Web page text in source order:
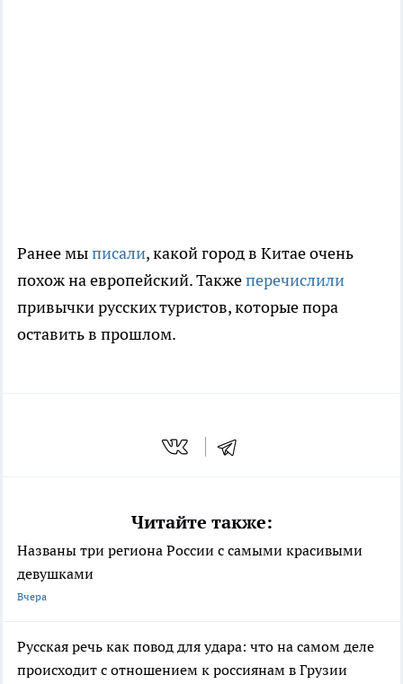
Ранее мыписали, какой город в Китае очень
похож на европейский. Такжеперечислили
привычки русских туристов, которые пора
оставить в прошлом.
Читайте также:
Названы три региона России с самыми красивыми
девушками
Вчера
Русская речь как повод для удара: что на самом деле
происходит с отношением к россиянам в Грузии